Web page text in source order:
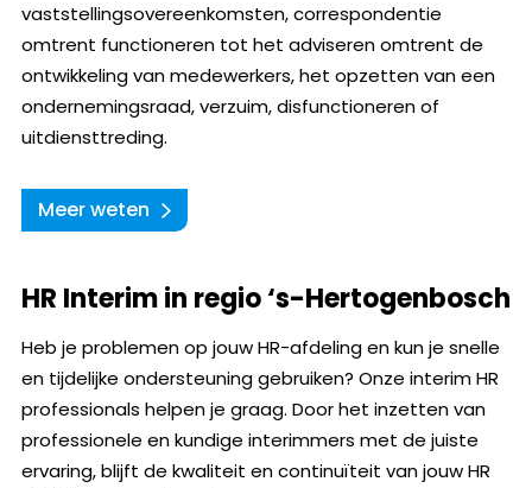
vaststellingsovereenkomsten, correspondentie
omtrent functioneren tot het adviseren omtrent de
ontwikkeling van medewerkers, het opzetten van een
ondernemingsraad, verzuim, disfunctioneren of
uitdiensttreding.
Meer weten
HR Interim in regio ‘s-Hertogenbosch
Heb je problemen op jouw HR-afdeling en kun je snelle
en tijdelijke ondersteuning gebruiken? Onze interim HR
professionals helpen je graag. Door het inzetten van
professionele en kundige interimmers met de juiste
ervaring, blijft de kwaliteit en continuïteit van jouw HR